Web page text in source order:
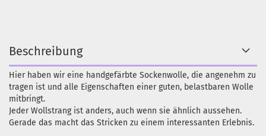
Beschreibung
Hier haben wir eine handgefärbte Sockenwolle, die angenehm zu
tragen ist und alle Eigenschaften einer guten, belastbaren Wolle
mitbringt.
Jeder Wollstrang ist anders, auch wenn sie ähnlich aussehen.
Gerade das macht das Stricken zu einem interessanten Erlebnis.